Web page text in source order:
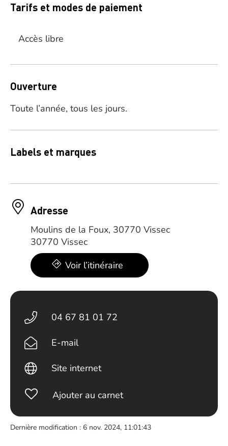
Tarifs et modes de paiement
Accès libre
Ouverture
Toute l’année, tous les jours.
Labels et marques
Adresse
Moulins de la Foux, 30770 Vissec
30770 Vissec
Voir l’itinéraire
04 67 81 01 72
E-mail
Site internet
Ajouter au carnet
Dernière modification : 6 nov. 2024, 11:01:43